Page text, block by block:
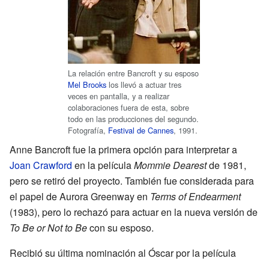
La relación entre Bancroft y su esposo
Mel Brooks los llevó a actuar tres
veces en pantalla, y a realizar
colaboraciones fuera de esta, sobre
todo en las producciones del segundo.
Fotografía, Festival de Cannes, 1991.
Anne Bancroft fue la primera opción para interpretar a
Joan Crawford en la películaMommie Dearestde 1981,
pero se retiró del proyecto. También fue considerada para
el papel de Aurora Greenway en Terms of Endearment
(1983), pero lo rechazó para actuar en la nueva versión de
To Be or Not to Becon su esposo.
Recibió su última nominación al Óscar por la película